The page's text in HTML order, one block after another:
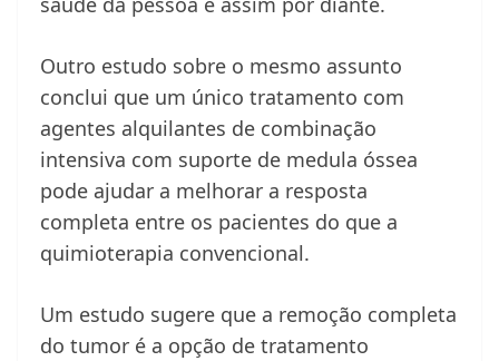
Outro estudo sobre o mesmo assunto
conclui que um único tratamento com
agentes alquilantes de combinação
intensiva com suporte de medula óssea
pode ajudar a melhorar a resposta
completa entre os pacientes do que a
quimioterapia convencional.
Um estudo sugere que a remoção completa
do tumor é a opção de tratamento